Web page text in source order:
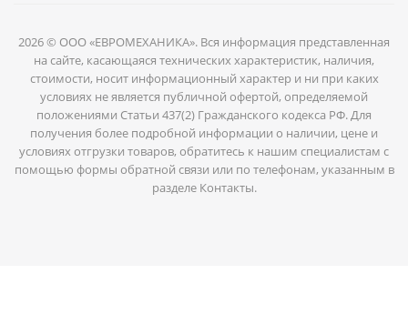
2026 © ООО «ЕВРОМЕХАНИКА». Вся информация представленная
на сайте, касающаяся технических характеристик, наличия,
стоимости, носит информационный характер и ни при каких
условиях не является публичной офертой, определяемой
положениями Статьи 437(2) Гражданского кодекса РФ. Для
получения более подробной информации о наличии, цене и
условиях отгрузки товаров, обратитесь к нашим специалистам с
помощью формы обратной связи или по телефонам, указанным в
разделе Контакты.